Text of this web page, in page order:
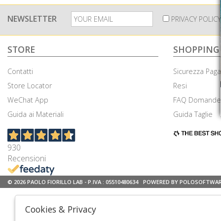
NEWSLETTER PRIVACY POLICY
STORE
Contatti
Store Locator
WeChat App
Guida ai Materiali
930
Recensioni
SHOPPING
Sicurezza
Resi
FAQ
Guida Taglie
© 2026 PAOLO FIORILLO LAB - P.IVA : 05510480634 POWERED BY
Cookies & Privacy